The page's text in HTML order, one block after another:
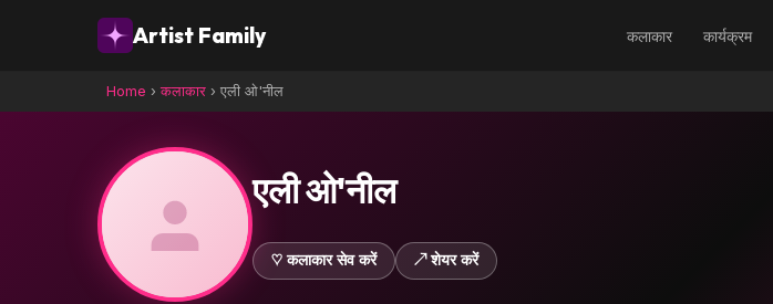
Artist Family कलाकार कार्यक्रम
Home ›कलाकार › एली ओ'नील
एली ओ'नील
♡ कलाकार सेव करें ↗ शेयर करें